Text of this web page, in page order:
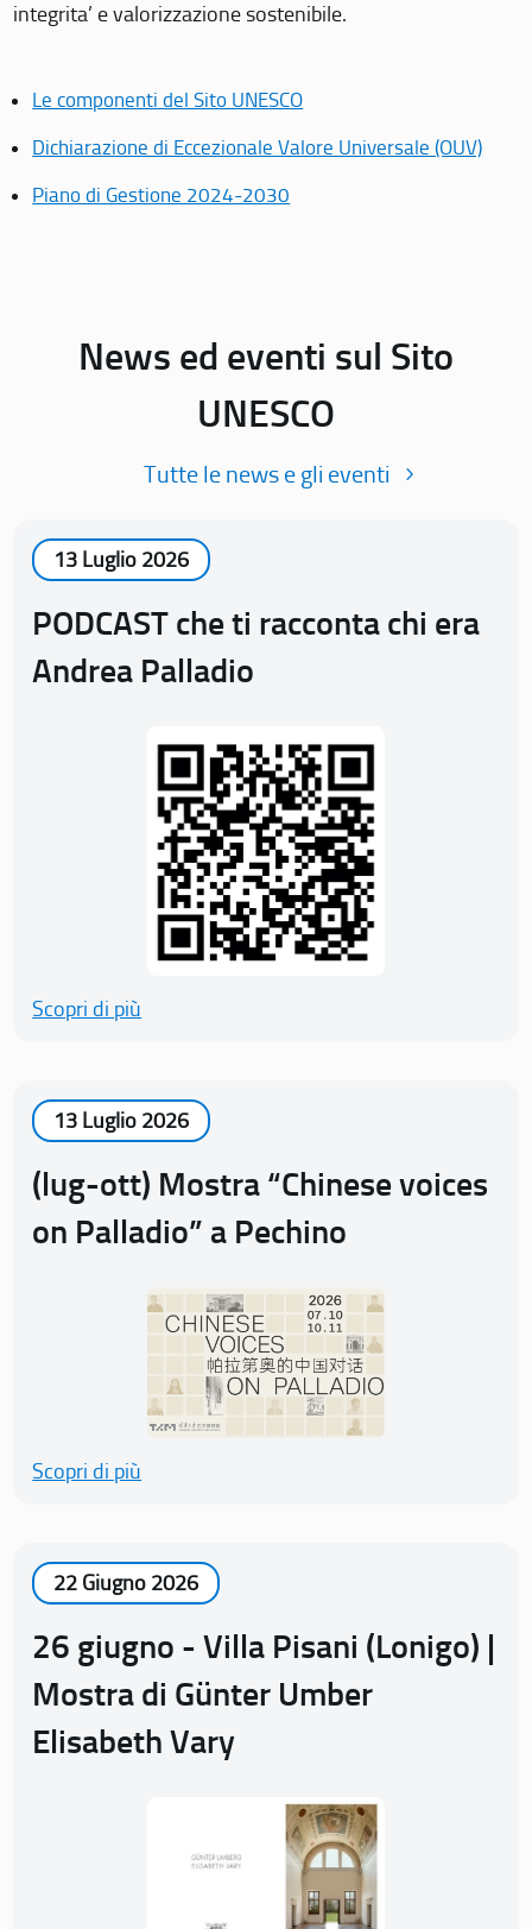
integrita’ e valorizzazione sostenibile.
Le componenti del Sito UNESCO
Dichiarazione di Eccezionale Valore Universale (OUV)
Piano di Gestione 2024-2030
News ed eventi sul Sito
UNESCO
Tutte le news e gli eventi
13 Luglio 2026
PODCAST che ti racconta chi era
Andrea Palladio
Scopri di più
13 Luglio 2026
(lug-ott) Mostra “Chinese voices
on Palladio” a Pechino
Scopri di più
22 Giugno 2026
26 giugno - Villa Pisani (Lonigo) |
Mostra di Günter Umber
Elisabeth Vary